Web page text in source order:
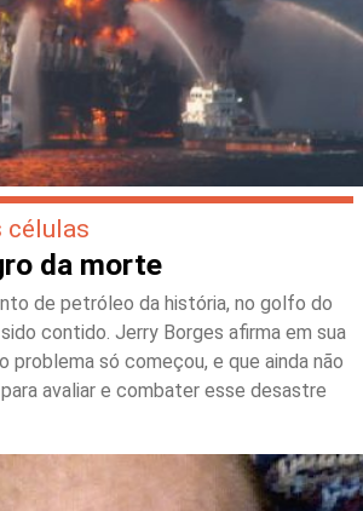
células
da morte
de petróleo da história, no golfo do
contido. Jerry Borges afirma em sua
problema só começou, e que ainda não
avaliar e combater esse desastre